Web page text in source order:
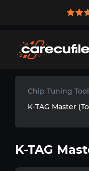
Chip Tuning
K-TAG Master
K-TAG